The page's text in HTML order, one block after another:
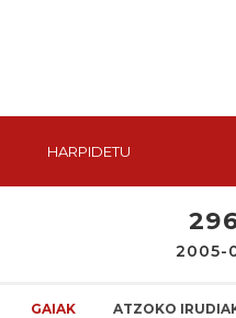
HARPIDETU
2005-
GAIAK ATZOKO